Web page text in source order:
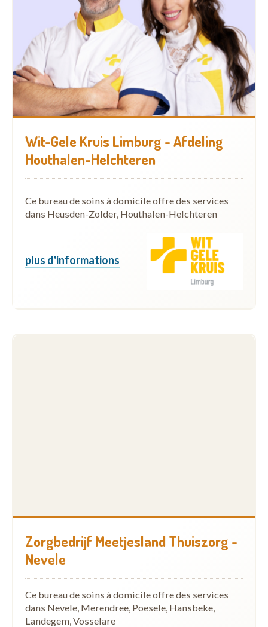
Wit-Gele Kruis Limburg - Afdeling
Houthalen-Helchteren
Ce bureau de soins à domicile offre des services
dans Heusden-Zolder, Houthalen-Helchteren
plus d'informations
Zorgbedrijf Meetjesland Thuiszorg -
Nevele
Ce bureau de soins à domicile offre des services
dans Nevele, Merendree, Poesele, Hansbeke,
Landegem, Vosselare